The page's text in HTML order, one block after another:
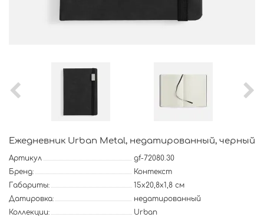
Ежедневник Urban Metal, недатированный, черный
Артикул
gf-72080.30
Бренд:
Контекст
Габариты:
15х20,8х1,8 см
Датировка:
недатированный
Коллекции:
Urban